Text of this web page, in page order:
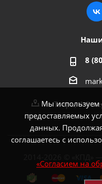
Мы используем
предоставляемых
данных.
соглашаетесь с
«Согласием на
8
г. Тверь, 4-й
2014-2026 © «КПД»